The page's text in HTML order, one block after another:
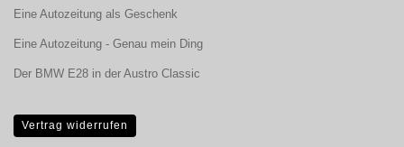
Eine Autozeitung als Geschenk
Eine Autozeitung - Genau mein Ding
Der BMW E28 in der Austro Classic
Vertrag widerrufen